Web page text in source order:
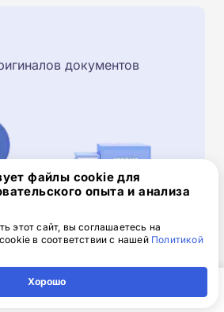
документов
заявку на обучение
файлы cookie для
опыта и анализа
этот сайт, вы соглашаетесь на
в соответствии с нашей Политикой
Хорошо